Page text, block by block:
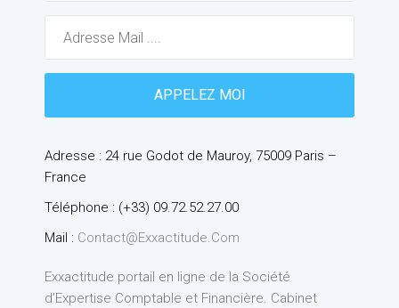
Adresse : 24 rue Godot de Mauroy, 75009 Paris –
France
Téléphone : (+33) 09.72.52.27.00
Mail : Contact@exxactitude.com
Exxactitude portail en ligne de la Société
d’Expertise Comptable et Financière. Cabinet